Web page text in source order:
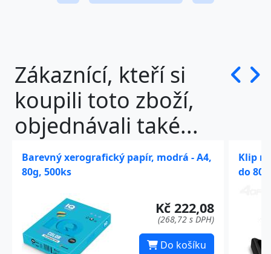
Zákaznící, kteří si
koupili toto zboží,
objednávali také...
Barevný xerografický papír, modrá - A4,
80g, 500ks
Kč 222,08
(268,72 s DPH)
Do košíku
Klip
do 80